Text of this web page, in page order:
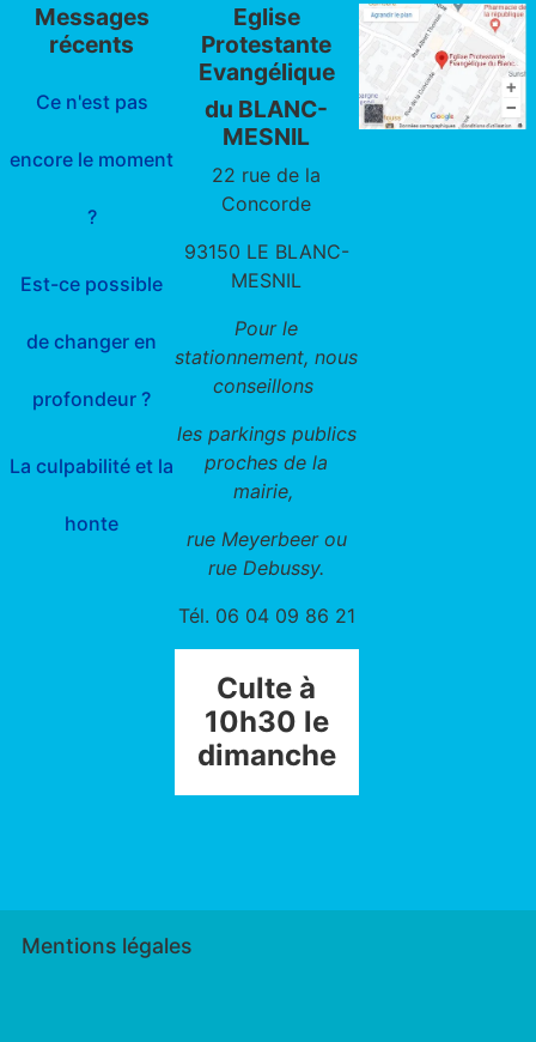
Messages
récents
Ce n'est pas
encore le moment
?
Est-ce possible
de changer en
profondeur ?
La culpabilité et la
honte
Eglise
Protestante
Evangélique
du BLANC-
MESNIL
22 rue de la
Concorde
93150 LE BLANC-
MESNIL
Pour le
stationnement, nous
conseillons
les parkings publics
proches de la
mairie,
rue Meyerbeer ou
rue Debussy.
Tél. 06 04 09 86 21
Culte à
10h30 le
dimanche
Mentions légales